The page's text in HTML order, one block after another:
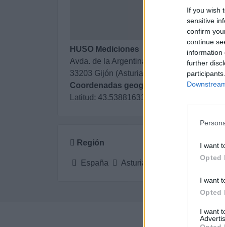
If you wish
sensitive
confirm
continue
information
further
I want
Opted
I want
Opted
I want
HUSO Mediciones
Avda. de la Argentina, 132 ofc. 115
33203 Gijón (Asturias)
Coordenadas geográficas:
Latitud: 43.53881631008982, longitud: -
Región
España Asturias